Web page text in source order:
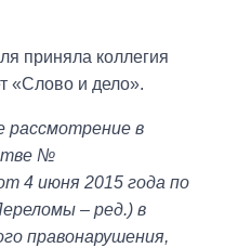
приняла коллегия
«Слово и дело».
рассмотрение в
№
4 июня 2015 года по
– ред.) в
правонарушения,